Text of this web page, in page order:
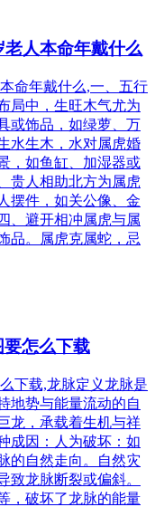
老人本命年戴什么
命年戴什么,一、五行
局中，生旺木气尤为
或饰品，如绿萝、万
水生木，水对属虎婚
，如鱼缸、加湿器或
贵人相助北方为属虎
摆件，如关公像、金
、避开相冲属虎与属
品。属虎克属蛇，忌
要怎么下载
下载,龙脉定义龙脉是
地势与能量流动的自
龙，承载着生机与祥
成因：人为破坏：如
的自然走向。自然灾
致龙脉断裂或偏斜。
，破坏了龙脉的能量